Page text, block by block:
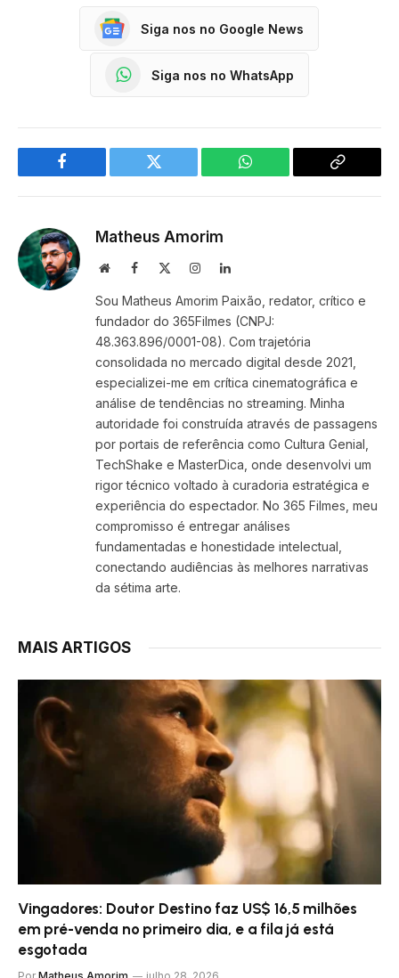
Siga nos no Google News
Siga nos no WhatsApp
Facebook Twitter WhatsApp
Copy
Matheus Amorim
WebsiteFacebook InstagramLinkedIn
Sou Matheus Amorim Paixão, redator, crítico e
fundador do 365Filmes (CNPJ:
48.363.896/0001-08). Com trajetória
consolidada no mercado digital desde 2021,
especializei-me em crítica cinematográfica e
análise de tendências no streaming. Minha
autoridade foi construída através de passagens
por portais de referência como Cultura Genial,
TechShake e MasterDica, onde desenvolvi um
rigor técnico voltado à curadoria estratégica e
experiência do espectador. No 365 Filmes, meu
compromisso é entregar análises
fundamentadas e honestidade intelectual,
conectando audiências às melhores narrativas
da sétima arte.
MAIS ARTIGOS
Vingadores: Doutor Destino faz US$ 16,5 milhões
em pré-venda no primeiro dia, e a fila já está
esgotada